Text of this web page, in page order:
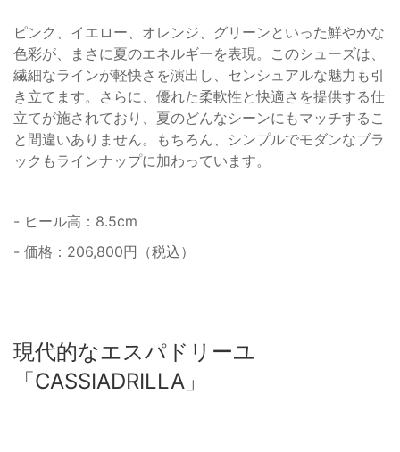
ピンク、イエロー、オレンジ、グリーンといった鮮やかな
色彩が、まさに夏のエネルギーを表現。このシューズは、
繊細なラインが軽快さを演出し、センシュアルな魅力も引
き立てます。さらに、優れた柔軟性と快適さを提供する仕
立てが施されており、夏のどんなシーンにもマッチするこ
と間違いありません。もちろん、シンプルでモダンなブラ
ックもラインナップに加わっています。
- ヒール高：8.5cm
- 価格：206,800円（税込）
現代的なエスパドリーユ
「CASSIADRILLA」